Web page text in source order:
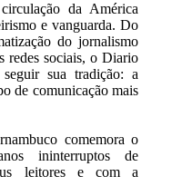
da América
e vanguarda. Do
do jornalismo
redes sociais, o Diario
sua tradição: a
de comunicação mais
comemora o
ininterruptos de
leitores e com a